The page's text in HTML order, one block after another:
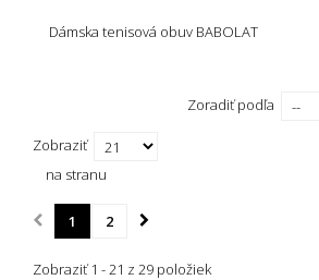
Dámska tenisová obuv BABOLAT
Zoradiť podľa
Zobraziť
na stranu
1 2
Zobraziť 1 - 21 z 29 položiek